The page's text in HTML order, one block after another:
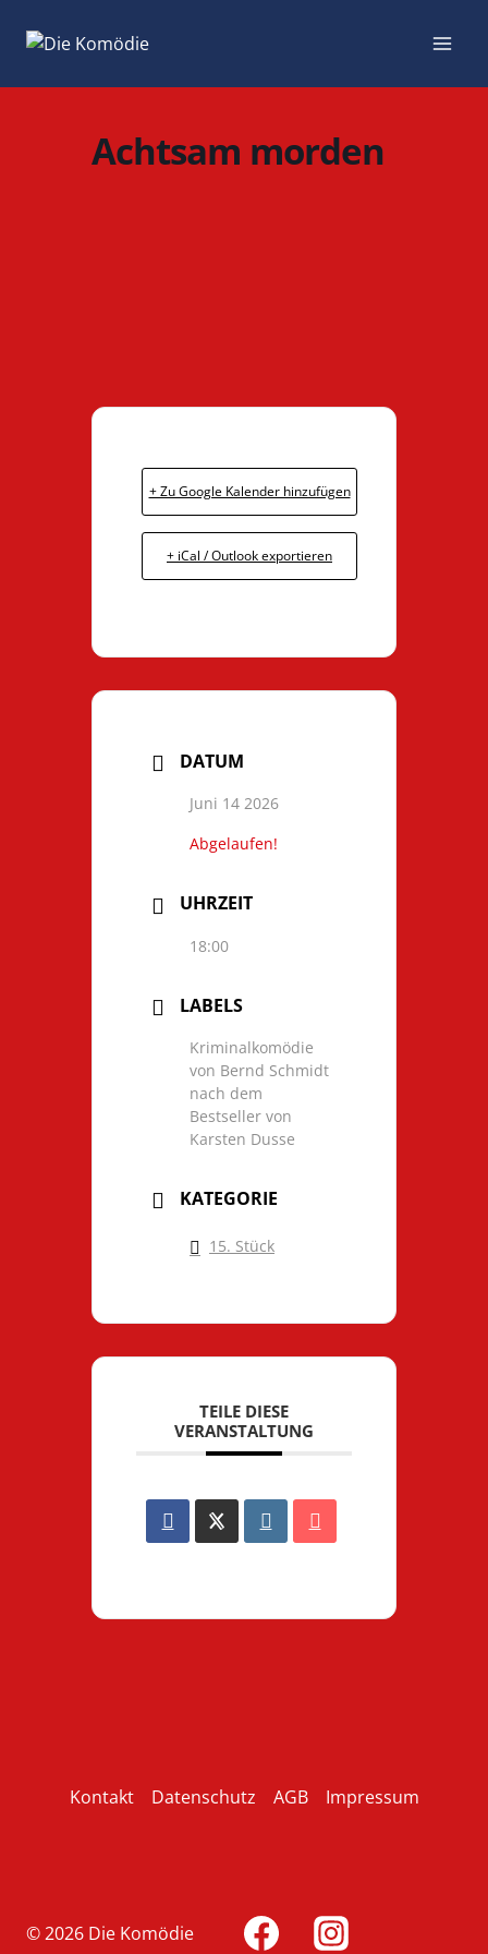
Inhalt
Achtsam morden
+ Zu Google Kalender hinzufügen
+ iCal / Outlook exportieren
DATUM
Juni 14 2026
Abgelaufen!
UHRZEIT
18:00
LABELS
Kriminalkomödie
von Bernd Schmidt
nach dem
Bestseller von
Karsten Dusse
KATEGORIE
15. Stück
TEILE DIESE
VERANSTALTUNG
Kontakt Datenschutz AGB Impressum
© 2026 Die Komödie